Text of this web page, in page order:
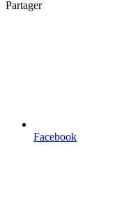
Partager
Facebook